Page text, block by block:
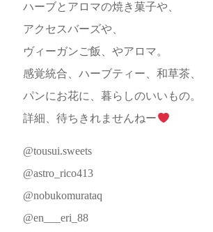
ハーブとアロマの焼き菓子や、
アクセスバーズや、
ヴィーガンご飯、やアロマ。
感覚統合、ハーブティー、和草茶、
パンにお花に、暮らしのいいもの。
詳細、待ちきれませんねー
@tousui.sweets
@astro_rico413
@nobukomurataq
@en___eri_88